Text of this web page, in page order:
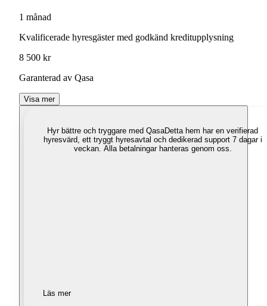
1 månad
Kvalificerade hyresgäster med godkänd kreditupplysning
8 500 kr
Garanterad av Qasa
Visa mer
Hyr bättre och tryggare med QasaDetta hem har en verifierad
hyresvärd, ett tryggt hyresavtal och dedikerad support 7 dagar i
veckan. Alla betalningar hanteras genom oss.
Läs mer